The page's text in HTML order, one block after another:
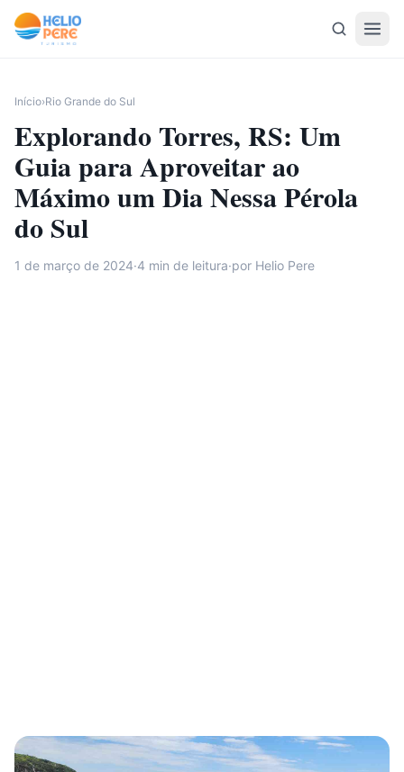
Pular para o conteúdo
Início›Rio Grande do Sul
Explorando Torres, RS: Um
Guia para Aproveitar ao
Máximo um Dia Nessa Pérola
do Sul
1 de março de 2024·4 min de leitura·por Helio Pere